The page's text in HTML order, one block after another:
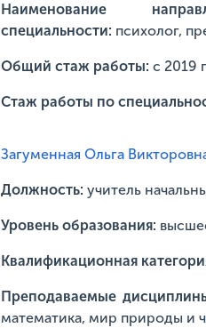
Наименование
специальности: психолог,
Общий стаж работы: с 2019
Стаж работы по
Загуменная Ольга
Должность: учитель
Уровень образования:
Квалификационная
Преподаваемые
математика, мир природы и